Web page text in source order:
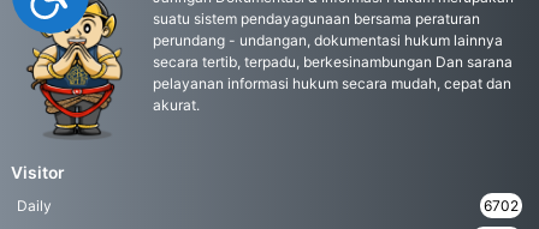
suatu sistem pendayagunaan bersama peraturan
perundang - undangan, dokumentasi hukum lainnya
secara tertib, terpadu, berkesinambungan Dan sarana
pelayanan informasi hukum secara mudah, cepat dan
akurat.
Visitor
Daily
6702